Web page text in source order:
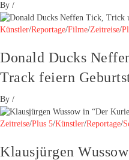
By /
Künstler/Reportage/Filme/Zeitreise/
Donald Ducks
Track feiern
By /
Zeitreise/Plus 5/Künstler/Reportage/
Klausjürgen